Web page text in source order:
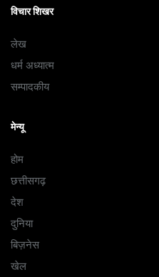
विचार शिखर
लेख
धर्म अध्यात्म
सम्पादकीय
मेन्यू
होम
छत्तीसगढ़
देश
दुनिया
बिज़नेस
खेल